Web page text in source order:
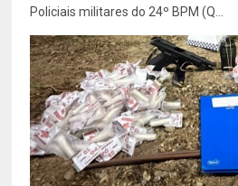
Policiais militares do 24º BPM (Q...